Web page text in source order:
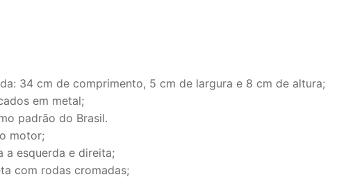
34 cm de comprimento, 5 cm de largura e 8 cm de altura;
em metal;
padrão do Brasil.
motor;
a esquerda e direita;
com rodas cromadas;